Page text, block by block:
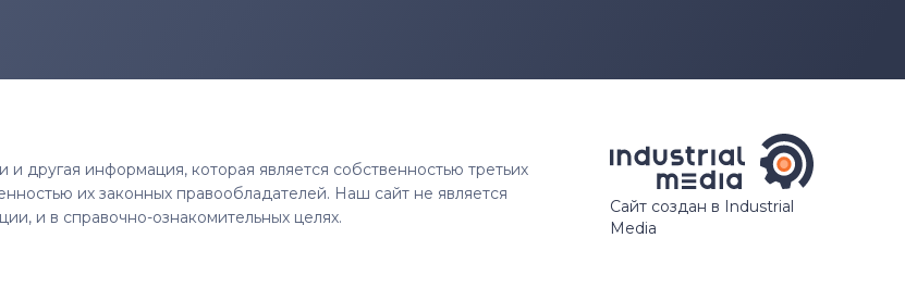
другая информация, которая является собственностью третьих
их законных правообладателей. Наш сайт не является
и в справочно-ознакомительных целях.
Сайт создан в Industrial
Media